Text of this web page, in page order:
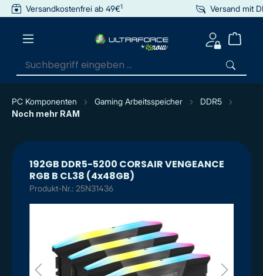
springen
Versandkostenfrei ab 49€1 Versand mit
PC Komponenten Gaming Arbeitsspeicher
DDR5
Noch mehr RAM
192GB DDR5-5200 CORSAIR VENGEANCE
RGB B CL38 (4x48GB)
Produkt-Nr.: 25N31436